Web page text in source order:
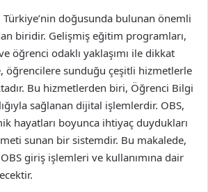
doğusunda bulunan önemli
biridir. Gelişmiş eğitim programları,
öğrenci odaklı yaklaşımı ile dikkat
öğrencilere sunduğu çeşitli hizmetlerle
Bu hizmetlerden biri, Öğrenci Bilgi
sağlanan dijital işlemlerdir. OBS,
hayatları boyunca ihtiyaç duydukları
sunan bir sistemdir. Bu makalede,
giriş işlemleri ve kullanımına dair